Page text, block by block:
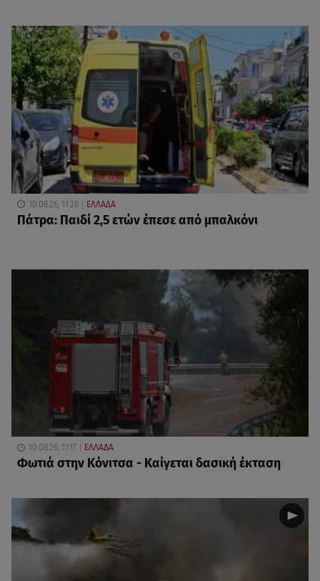
10.08.26, 11:28 ΕΛΛΑΔΑ
Πάτρα: Παιδί 2,5 ετών έπεσε από μπαλκόνι
10.08.26, 11:17 ΕΛΛΑΔΑ
Φωτιά στην Κόνιτσα - Καίγεται δασική έκταση